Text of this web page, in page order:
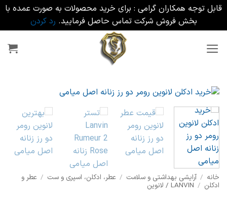
قابل توجه همکاران گرامی : برای خرید محصولات به صورت عمده با
بخش فروش شرکت تماس حاصل فرمایید. رد کردن
خانه / آرایشی بهداشتی و سلامت / عطر، ادکلن، اسپری و ست / عطر و
ادکلن / LANVIN / لانوین